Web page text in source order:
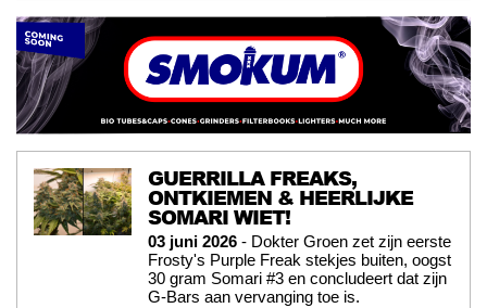
GUERRILLA FREAKS,
ONTKIEMEN & HEERLIJKE
SOMARI WIET!
03 juni 2026 - Dokter Groen zet zijn eerste
Frosty's Purple Freak stekjes buiten, oogst
30 gram Somari #3 en concludeert dat zijn
G-Bars aan vervanging toe is.